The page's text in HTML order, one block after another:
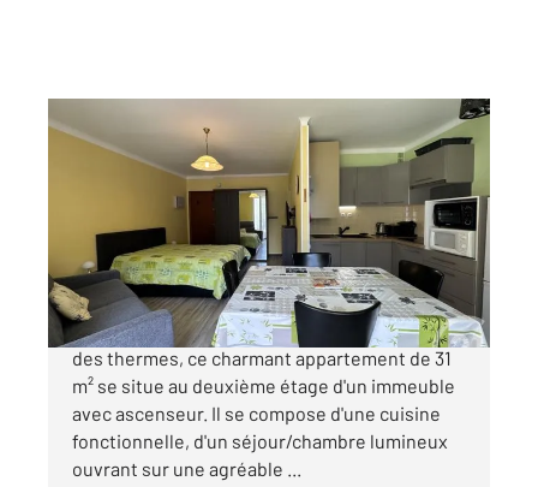
AMELIE LES BAINS PALALDA 66
31,30 m
, 1 pièce
Ref : 10802
Appartement Studio à vendre
70 000 €
Au cœur d'Amélie-les-Bains-Palalda, au pied
des thermes, ce charmant appartement de 31
m² se situe au deuxième étage d'un immeuble
avec ascenseur. Il se compose d'une cuisine
fonctionnelle, d'un séjour/chambre lumineux
ouvrant sur une agréable ...